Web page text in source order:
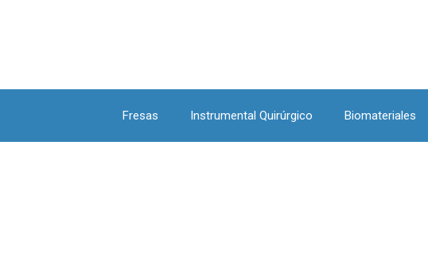
Fresas Instrumental Quirúrgico Biomateriales